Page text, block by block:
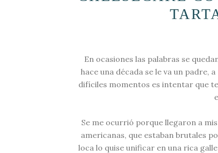
En ocasiones las palabras se
hace una década se le va un padre,
difíciles momentos es intentar que
Se me ocurrió porque llegaron a
americanas, que estaban brutales
loca lo quise unificar en una rica